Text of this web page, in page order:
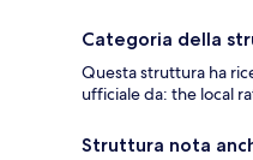
Categoria della
Questa struttura ha
ufficiale da: the local
Struttura nota